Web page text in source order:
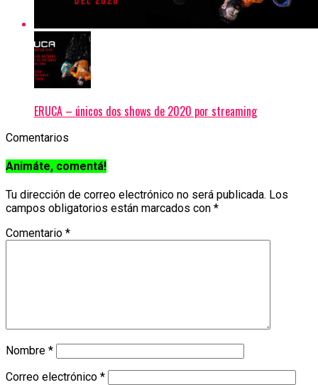
ERUCA – únicos dos shows de 2020 por streaming
Comentarios
Animáte, comentá!
Tu dirección de correo electrónico no será publicada. Los
campos obligatorios están marcados con *
Comentario *
Nombre *
Correo electrónico *